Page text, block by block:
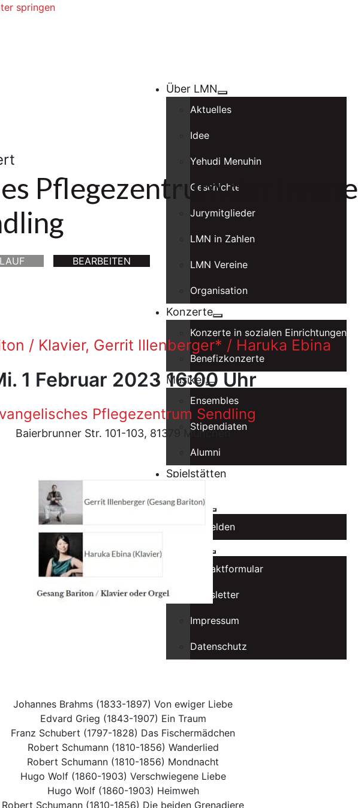
springen
Über LMN
Aktuelles
Idee
Yehudi Menuhin
Geschichte
Jurymitglieder
LMN in Zahlen
LMN Vereine
Organisation
Konzerte
Konzerte in sozialen Einrichtungen
Benefizkonzerte
Musiker
Ensembles
Stipendiaten
Alumni
Spielstätten
Intranet
Anmelden
Kontaktformular
Newsletter
Impressum
Datenschutz
Pflegezentrum der Innere
BEARBEITEN
/ Klavier, Gerrit Illenberger* / Haruka Ebina
1 Februar 2023 16:00 Uhr
Pflegezentrum Sendling
Baierbrunner Str. 101-103, 81379 München
Johannes Brahms (1833-1897) Von ewiger Liebe
Edvard Grieg (1843-1907) Ein Traum
Franz Schubert (1797-1828) Das Fischermädchen
Robert Schumann (1810-1856) Wanderlied
Robert Schumann (1810-1856) Mondnacht
Hugo Wolf (1860-1903) Verschwiegene Liebe
Hugo Wolf (1860-1903) Heimweh
Robert Schumann (1810-1856) Die beiden Grenadiere